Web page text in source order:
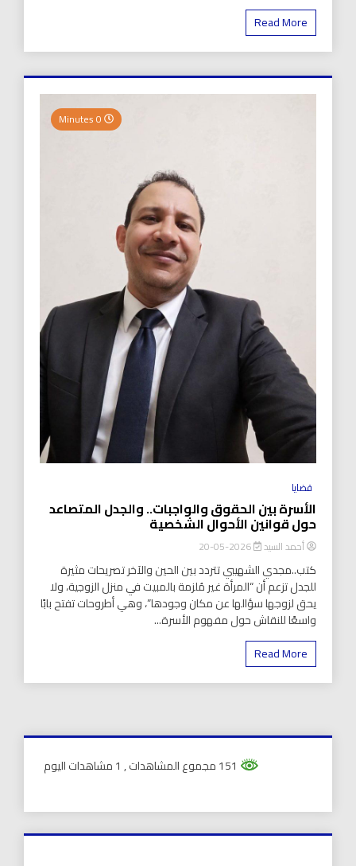
Read More
قضايا
الأسرة بين الحقوق والواجبات.. والجدل المتصاعد
حول قوانين الأحوال الشخصية
أحمد السيد 2026-05-20
كتب..مجدي الشهيبي تتردد بين الحين والآخر تصريحات مثيرة
للجدل تزعم أن “المرأة غير مُلزمة بالمبيت في منزل الزوجية، ولا
يحق لزوجها سؤالها عن مكان وجودها”، وهي أطروحات تفتح بابًا
واسعًا للنقاش حول مفهوم الأسرة...
Read More
, 1 مشاهدات اليوم